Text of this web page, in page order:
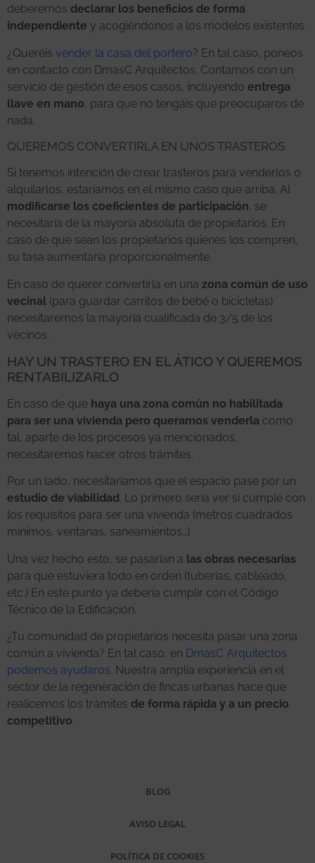
deberemos declarar los beneficios de forma
independiente y acogiéndonos a los modelos existentes.
¿Queréis vender la casa del portero? En tal caso, poneos
en contacto con DmasC Arquitectos. Contamos con un
servicio de gestión de esos casos, incluyendo entrega
llave en mano, para que no tengáis que preocuparos de
nada.
QUEREMOS CONVERTIRLA EN UNOS TRASTEROS
Si tenemos intención de crear trasteros para venderlos o
alquilarlos, estaríamos en el mismo caso que arriba. Al
modificarse los coeficientes de participación, se
necesitaría de la mayoría absoluta de propietarios. En
caso de que sean los propietarios quienes los compren,
su tasa aumentaría proporcionalmente.
En caso de querer convertirla en una zona común de uso
vecinal (para guardar carritos de bebé o bicicletas)
necesitaremos la mayoría cualificada de 3/5 de los
vecinos.
HAY UN TRASTERO EN EL ÁTICO Y QUEREMOS
RENTABILIZARLO
En caso de que haya una zona común no habilitada
para ser una vivienda pero queramos venderla como
tal, aparte de los procesos ya mencionados,
necesitaremos hacer otros trámites.
Por un lado, necesitaríamos que el espacio pase por un
estudio de viabilidad. Lo primero sería ver si cumple con
los requisitos para ser una vivienda (metros cuadrados
mínimos, ventanas, saneamientos…)
Una vez hecho esto, se pasarían a las obras necesarias
para que estuviera todo en orden (tuberías, cableado,
etc.) En este punto ya debería cumplir con el Código
Técnico de la Edificación.
¿Tu comunidad de propietarios necesita pasar una zona
común a vivienda? En tal caso, en DmasC Arquitectos
podemos ayudaros. Nuestra amplia experiencia en el
sector de la regeneración de fincas urbanas hace que
realicemos los trámites de forma rápida y a un precio
competitivo.
BLOG
AVISO LEGAL
POLÍTICA DE COOKIES